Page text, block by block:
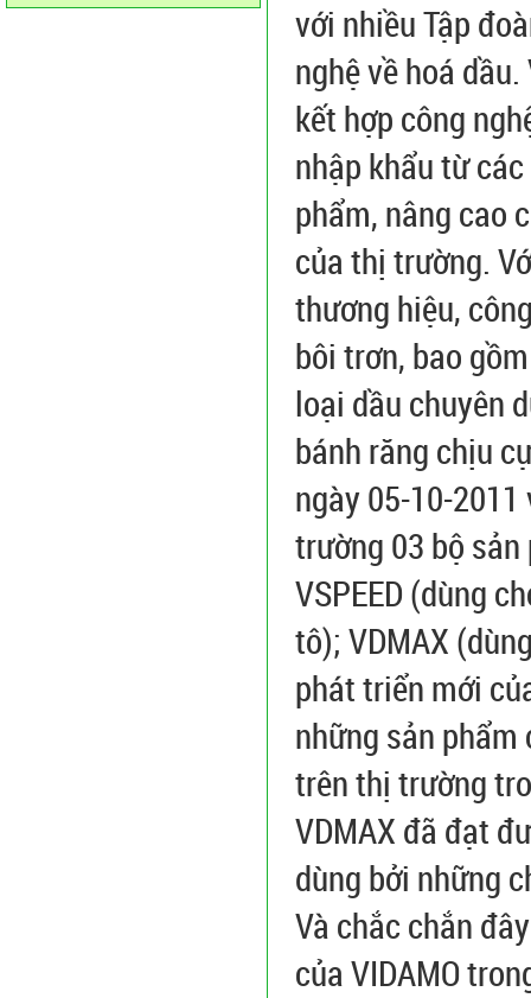
với nhiều Tập
nghệ về hoá
kết hợp công
nhập khẩu từ
phẩm, nâng cao
của thị trường.
thương hiệu,
bôi trơn, bao
loại dầu chuyên
bánh răng chịu
ngày 05-10-
trường 03 bộ
VSPEED (dùng
tô); VDMAX
phát triển mới
những sản
trên thị trường
VDMAX đã đạt
dùng bởi những
Và chắc chắn
của VIDAMO